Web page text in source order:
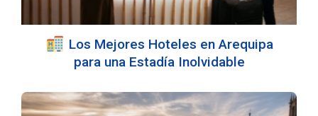
Los Mejores Hoteles en Arequipa
para una Estadía Inolvidable